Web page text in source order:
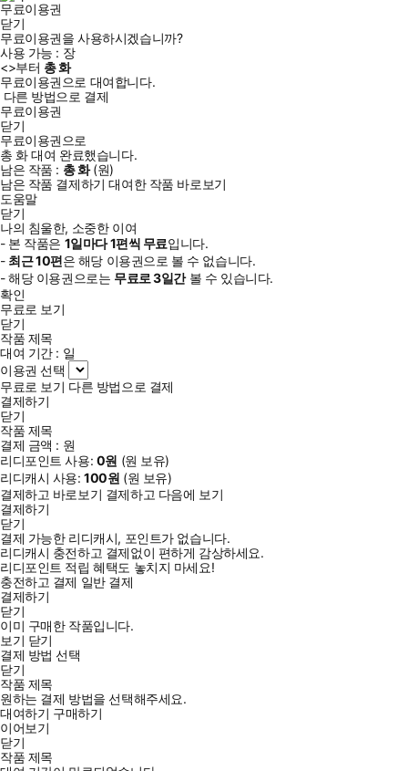
무료이용권
닫기
무료이용권을 사용하시겠습니까?
사용 가능 : 장
<>부터 총화
무료이용권으로 대여합니다.
다른 방법으로 결제
무료이용권
닫기
무료이용권으로
총 화대여 완료했습니다.
남은 작품 : 총화(원)
남은 작품 결제하기 대여한 작품 바로보기
도움말
닫기
나의 침울한, 소중한 이여
- 본 작품은 1일마다1편씩 무료입니다.
- 최근10편은 해당 이용권으로 볼 수 없습니다.
- 해당 이용권으로는 무료로3일간볼 수 있습니다.
확인
무료로 보기
닫기
작품 제목
대여 기간 : 일
이용권 선택
무료로 보기 다른 방법으로 결제
결제하기
닫기
작품 제목
결제 금액 : 원
리디포인트 사용: 0원 (원 보유)
리디캐시 사용:100원 (원 보유)
결제하고 바로보기 결제하고 다음에 보기
결제하기
닫기
결제 가능한 리디캐시, 포인트가 없습니다.
리디캐시 충전하고 결제없이 편하게 감상하세요.
리디포인트 적립 혜택도 놓치지 마세요!
충전하고 결제 일반 결제
결제하기
닫기
이미 구매한 작품입니다.
보기 닫기
결제 방법 선택
닫기
작품 제목
원하는 결제 방법을 선택해주세요.
대여하기 구매하기
이어보기
닫기
작품 제목